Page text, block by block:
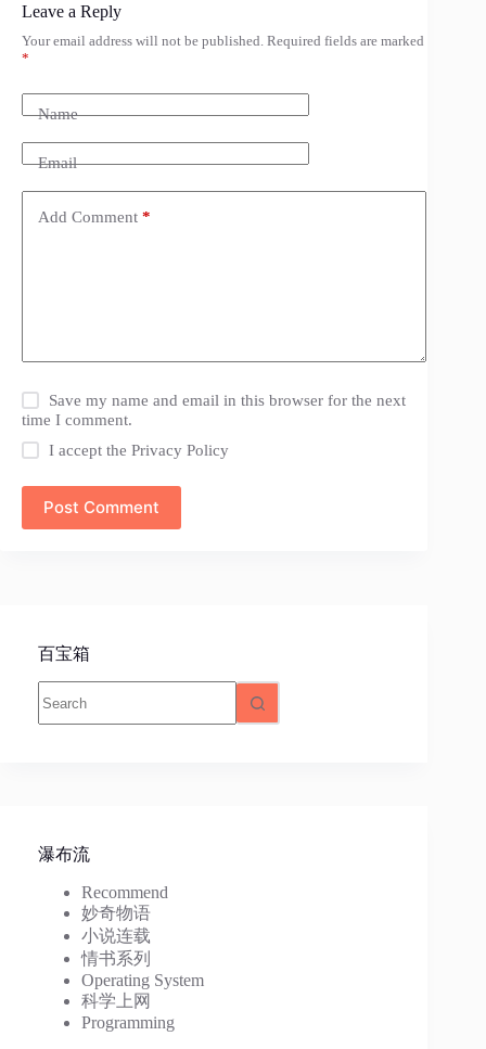
Leave a Reply
Your email address will not be published. Required fields are marked
*
Name
Email
Add Comment *
Save my name and email in this browser for the next
time I comment.
I accept thePrivacy Policy
Post Comment
百宝箱
results
瀑布流
Recommend
妙奇物语
小说连载
情书系列
Operating System
科学上网
Programming